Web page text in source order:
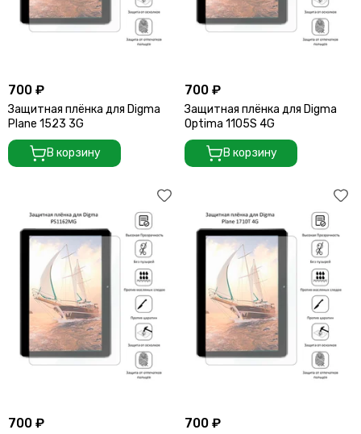
700 ₽
Защитная плёнка для Digma
Plane 1523 3G
В корзину
700 ₽
Защитная плёнка для Digma
Optima 1105S 4G
В корзину
700 ₽ 700 ₽